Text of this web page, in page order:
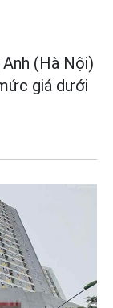
(Hà Nội)
giá dưới